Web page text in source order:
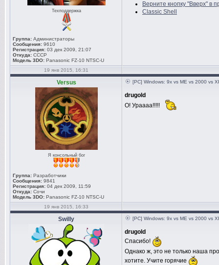
Техподдержка
Группа: Администраторы
Сообщения: 9610
Регистрация: 03 дек 2009, 21:07
Откуда: СССР
Модель 3DO: Panasonic FZ-10 NTSC-U
Верните кнопку "Вверх" в
Сlassic Shell
19 янв 2015, 16:31
Versus
Я консольный бог
Группа: Разработчики
Сообщения: 9841
Регистрация: 04 дек 2009, 11:59
Откуда: Сочи
Модель 3DO: Panasonic FZ-10 NTSC-U
[PC] Windows: 9x vs ME vs 2000 vs
drugold
О! Ураааа!!!!!
19 янв 2015, 16:33
Swilly [PC] Windows: 9x vs ME vs 2000 vs
drugold
Спасибо!
Однако ж, это не только наша
хотите. Учите горячие